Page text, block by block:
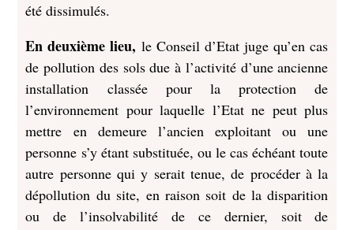
été dissimulés.
En deuxième lieu, le Conseil d’Etat juge qu’en cas
de pollution des sols due à l’activité d’une ancienne
installation classée pour la protection de
l’environnement pour laquelle l’Etat ne peut plus
mettre en demeure l’ancien exploitant ou une
personne s’y étant substituée, ou le cas échéant toute
autre personne qui y serait tenue, de procéder à la
dépollution du site, en raison soit de la disparition
ou de l’insolvabilité de ce dernier, soit de